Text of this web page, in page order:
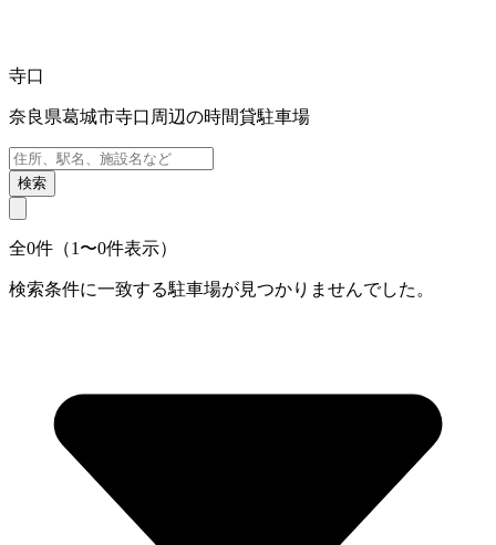
寺口
奈良県葛城市寺口周辺の時間貸駐車場
検索
全0件（1〜0件表示）
検索条件に一致する駐車場が見つかりませんでした。